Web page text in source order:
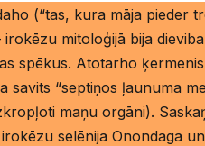
(“tas, kura māja pieder
irokēzu mitoloģijā bija
spēkus. Atotarho
savits “septiņos ļaunuma
maņu orgāni).
selēnija Onondaga